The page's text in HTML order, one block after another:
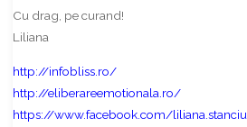
Cu drag, pe curand!
Liliana
http://infobliss.ro/
http://eliberareemotionala.ro/
https://www.facebook.com/liliana.stanciu